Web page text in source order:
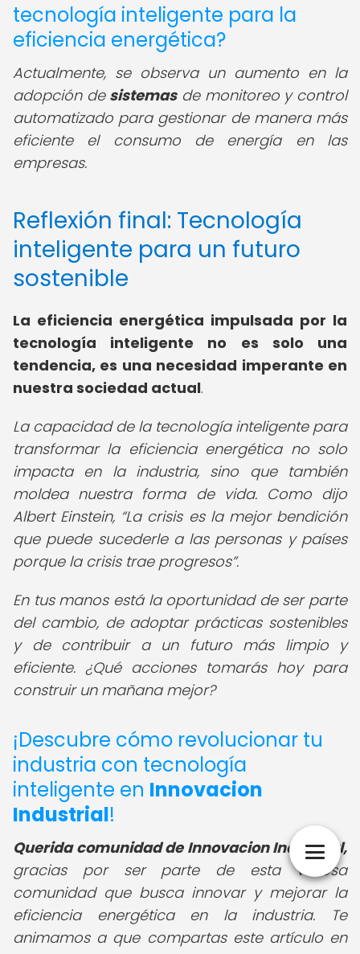
tecnología inteligente para la
eficiencia energética?
Actualmente, se observa un aumento en la
adopción de sistemasde monitoreo y control
automatizado para gestionar de manera más
eficiente el consumo de energía en las
empresas.
Reflexión final: Tecnología
inteligente para un futuro
sostenible
La eficiencia energética impulsada por la
tecnología inteligente no es solo una
tendencia, es una necesidad imperante en
nuestra sociedad actual.
La capacidad de la tecnología inteligente para
transformar la eficiencia energética no solo
impacta en la industria, sino que también
moldea nuestra forma de vida. Como dijo
Albert Einstein, La crisis es la mejor bendición
que puede sucederle a las personas y países
porque la crisis trae progresos .
En tus manos está la oportunidad de ser parte
del cambio, de adoptar prácticas sostenibles
y de contribuir a un futuro más limpio y
eficiente. ¿Qué acciones tomarás hoy para
construir un mañana mejor?
¡Descubre cómo revolucionar tu
industria con tecnología
inteligente en Innovacion
Industrial!
Querida comunidad de Innovacion Industrial,
gracias por ser parte de esta valiosa
comunidad que busca innovar y mejorar la
eficiencia energética en la industria. Te
animamos a que compartas este artículo en